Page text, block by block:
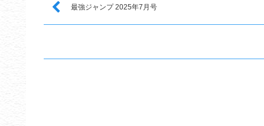
最強ジャンプ 2025年7月号